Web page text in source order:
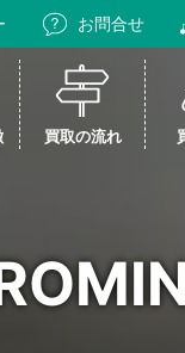
お問合せ
買取の流れ